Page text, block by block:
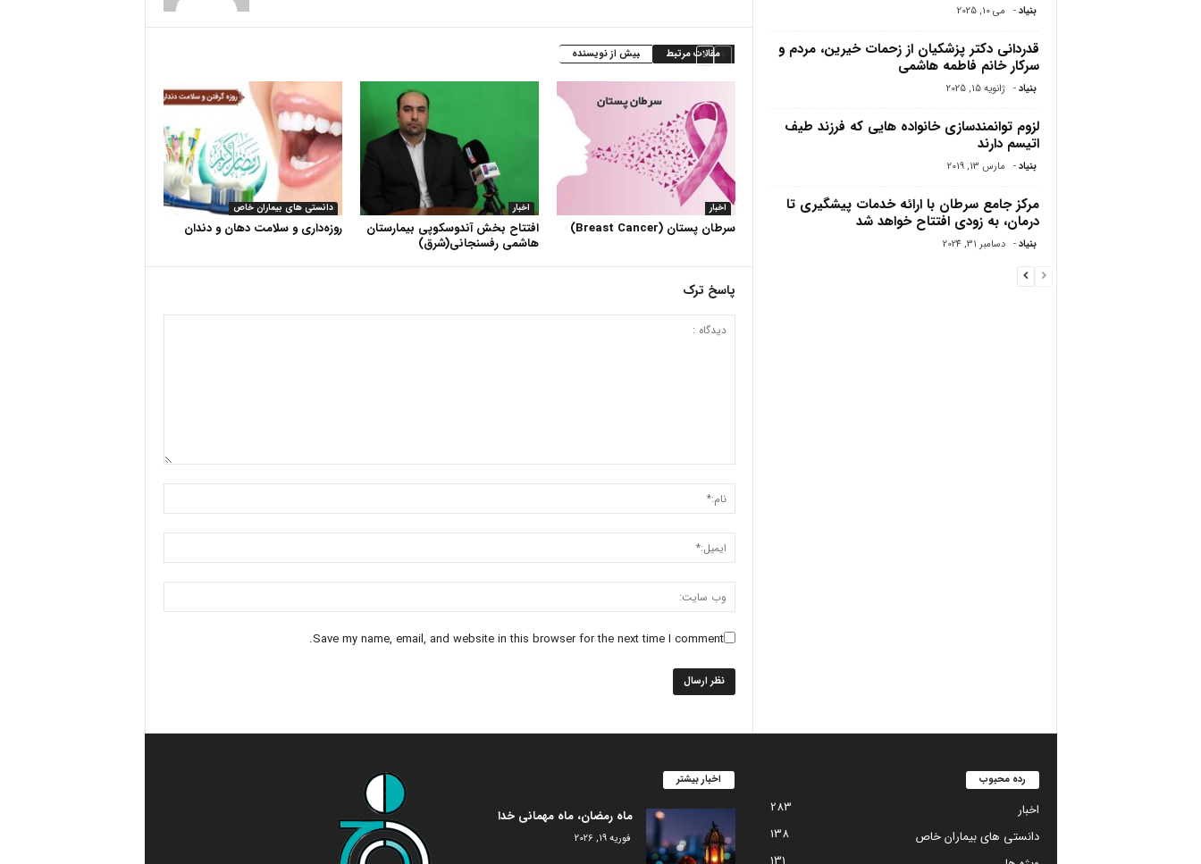
مقالات مرتبط بیش از نویسنده
دانستی های بیماران خاص
روزه‌داری و سلامت دهان و دندان
اخبار
افتتاح بخش آندوسکوپی بیمارستان
هاشمی رفسنجانی(شرق)
اخبار
سرطان پستان (Breast Cancer)
پاسخ ترک
Save my name, email, and website in this browser for the next time I comment.
بنیاد - می 10, 2025
قدردانی دکتر پزشکیان از زحمات خیرین، مردم و
سرکار خانم فاطمه هاشمی
بنیاد - ژانویه 15, 2025
لزوم توانمندسازی خانواده هایی که فرزند طیف
اتیسم دارند
بنیاد - مارس 13, 2019
مرکز جامع سرطان با ارائه خدمات پیشگیری تا
درمان، به زودی افتتاح خواهد شد
بنیاد - دسامبر 31, 2024
اخبار بیشتر
ماه رمضان، ماه مهمانی خدا
فوریه 19, 2026
رده محبوب
اخبار
283
دانستی های بیماران خاص
138